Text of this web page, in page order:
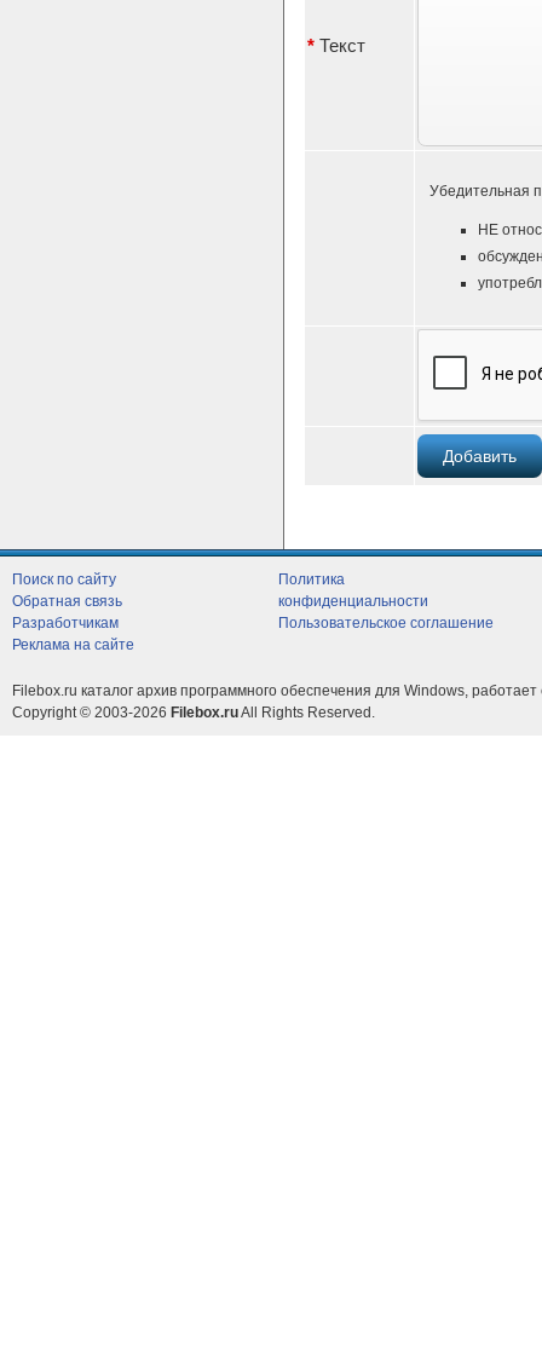
* Текст
Убедительная
НЕ
Поиск по сайту
Обратная связь
Разработчикам
Реклама на сайте
Политика
конфиденциальности
Пользовательское соглашение
Filebox.ru каталог архив программного обеспечения для Windows, работает
Copyright © 2003-2026 Filebox.ruAll Rights Reserved.